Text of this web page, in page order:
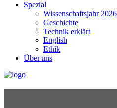
Spezial
Wissenschaftsjahr 2026
Geschichte
Technik erklärt
English
Ethik
Über uns